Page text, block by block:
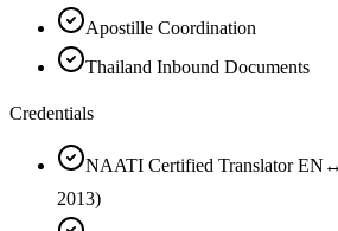
Apostille Coordination
Thailand Inbound Documents
Credentials
NAATI Certified Translator
2013)